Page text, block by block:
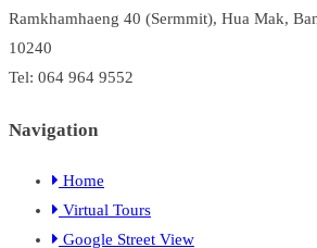
Ramkhamhaeng 40 (Sermmit), Hua Mak,
10240
Tel: 064 964 9552
Navigation
Home
Virtual Tours
Google Street View